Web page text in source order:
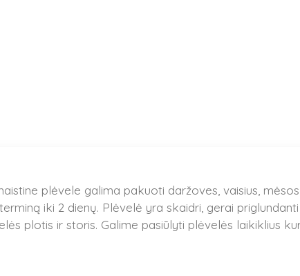
plėvele galima pakuoti daržoves, vaisius,
iki 2 dienų. Plėvelė yra skaidri, gerai
plotis ir storis. Galime pasiūlyti plėvelės laikiklius